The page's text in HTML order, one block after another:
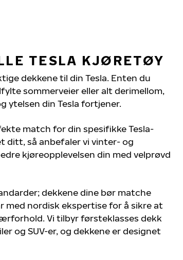
TESLA KJØRETØY
dekkene til din Tesla. Enten du
sommerveier eller alt derimellom,
ytelsen din Tesla fortjener.
match for din spesifikke Tesla-
ditt, så anbefaler vi vinter- og
kjøreopplevelsen din med velprøvd
dekkene dine bør matche
med nordisk ekspertise for å sikre at
Vi tilbyr førsteklasses dekk
og SUV-er, og dekkene er designet